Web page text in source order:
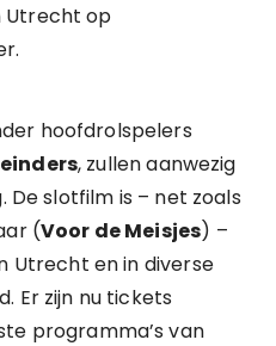
Utrecht op
hoofdrolspelers
, zullen aanwezig
De slotfilm is – net zoals
(Voor de Meisjes) –
Utrecht en in diverse
Er zijn nu tickets
programma’s van